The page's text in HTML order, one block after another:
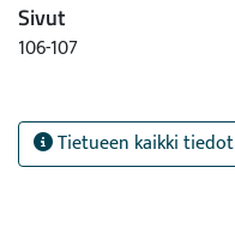
Sivut
106-107
Tietueen kaikki tiedot